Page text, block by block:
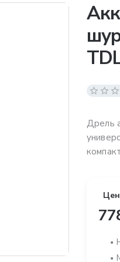
Дрель